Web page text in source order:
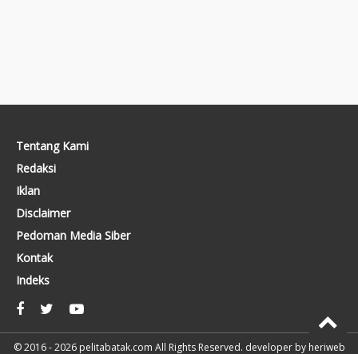
Tentang Kami
Redaksi
Iklan
Disclaimer
Pedoman Media Siber
Kontak
Indeks
© 2016 - 2026 pelitabatak.com All Rights Reserved. developer by heriweb